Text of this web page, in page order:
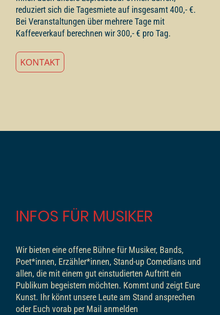
reduziert sich die Tagesmiete auf insgesamt 400,- €.
Bei Veranstaltungen über mehrere Tage mit
Kaffeeverkauf berechnen wir 300,- € pro Tag.
KONTAKT
INFOS FÜR MUSIKER
Wir bieten eine offene Bühne für Musiker, Bands,
Poet*innen, Erzähler*innen, Stand-up Comedians und
allen, die mit einem gut einstudierten Auftritt ein
Publikum begeistern möchten. Kommt und zeigt Eure
Kunst. Ihr könnt unsere Leute am Stand ansprechen
oder Euch vorab per Mail anmelden